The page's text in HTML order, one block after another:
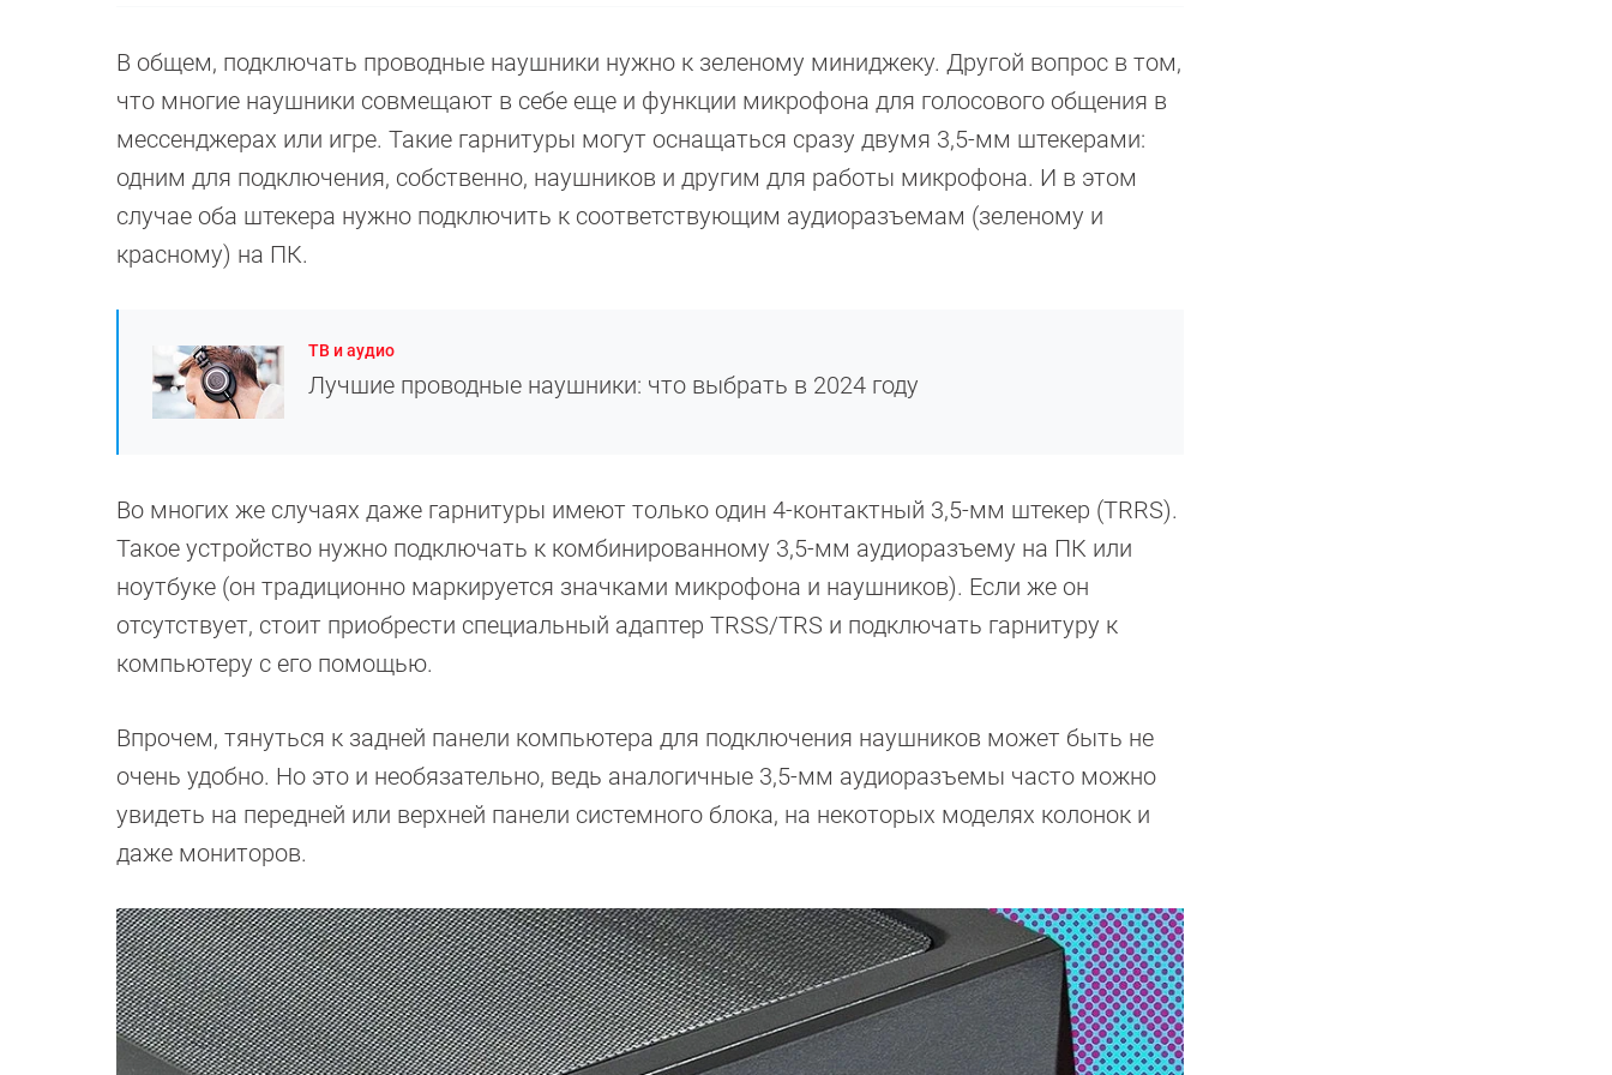
В общем, подключать проводные наушники нужно к зеленому миниджеку. Другой вопрос в том,
что многие наушники совмещают в себе еще и функции микрофона для голосового общения в
мессенджерах или игре. Такие гарнитуры могут оснащаться сразу двумя 3,5-мм штекерами:
одним для подключения, собственно, наушников и другим для работы микрофона. И в этом
случае оба штекера нужно подключить к соответствующим аудиоразъемам (зеленому и
красному) на ПК.
ТВ и аудио
Лучшие проводные наушники: что выбрать в 2024 году
Во многих же случаях даже гарнитуры имеют только один 4-контактный 3,5-мм штекер (TRRS).
Такое устройство нужно подключать к комбинированному 3,5-мм аудиоразъему на ПК или
ноутбуке (он традиционно маркируется значками микрофона и наушников). Если же он
отсутствует, стоит приобрести специальный адаптер TRSS/TRS и подключать гарнитуру к
компьютеру с его помощью.
Впрочем, тянуться к задней панели компьютера для подключения наушников может быть не
очень удобно. Но это и необязательно, ведь аналогичные 3,5-мм аудиоразъемы часто можно
увидеть на передней или верхней панели системного блока, на некоторых моделях колонок и
даже мониторов.